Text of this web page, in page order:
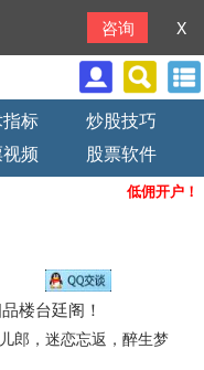
咨询 X
标
炒股技巧
视频 股票软件
低佣开户！
楼台廷阁！
，迷恋忘返，醉生梦